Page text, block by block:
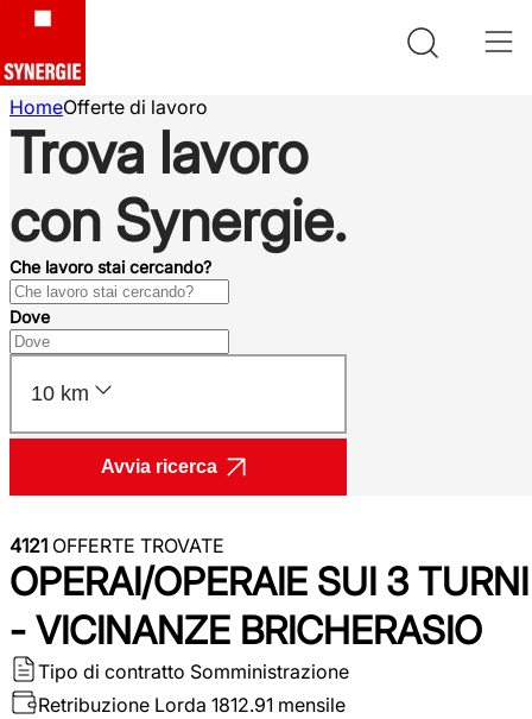
HomeOfferte di lavoro
Trova lavoro
con Synergie.
Che lavoro stai cercando?
Dove
10 km
Avvia ricerca
4121 OFFERTE TROVATE
OPERAI/OPERAIE SUI 3 TURNI
- VICINANZE BRICHERASIO
Tipo di contratto Somministrazione
Retribuzione Lorda 1812.91 mensile